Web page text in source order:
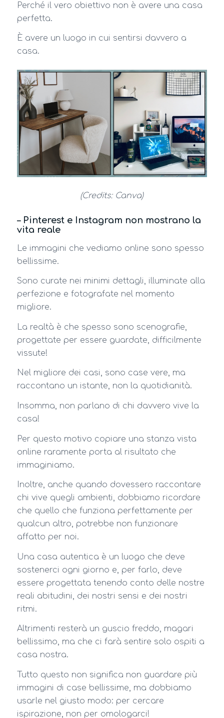
Perché il vero obiettivo non è avere una casa
perfetta.
È avere un luogo in cui sentirsi davvero a
casa.
(Credits: Canva)
– Pinterest e Instagram non mostrano la
vita reale
Le immagini che vediamo online sono spesso
bellissime.
Sono curate nei minimi dettagli, illuminate alla
perfezione e fotografate nel momento
migliore.
La realtà è che spesso sono scenografie,
progettate per essere guardate, difficilmente
vissute!
Nel migliore dei casi, sono case vere, ma
raccontano un istante, non la quotidianità.
Insomma, non parlano di chi davvero vive la
casa!
Per questo motivo copiare una stanza vista
online raramente porta al risultato che
immaginiamo.
Inoltre, anche quando dovessero raccontare
chi vive quegli ambienti, dobbiamo ricordare
che quello che funziona perfettamente per
qualcun altro, potrebbe non funzionare
affatto per noi.
Una casa autentica è un luogo che deve
sostenerci ogni giorno e, per farlo, deve
essere progettata tenendo conto delle nostre
reali abitudini, dei nostri sensi e dei nostri
ritmi.
Altrimenti resterà un guscio freddo, magari
bellissimo, ma che ci farà sentire solo ospiti a
casa nostra.
Tutto questo non significa non guardare più
immagini di case bellissime, ma dobbiamo
usarle nel giusto modo: per cercare
ispirazione, non per omologarci!